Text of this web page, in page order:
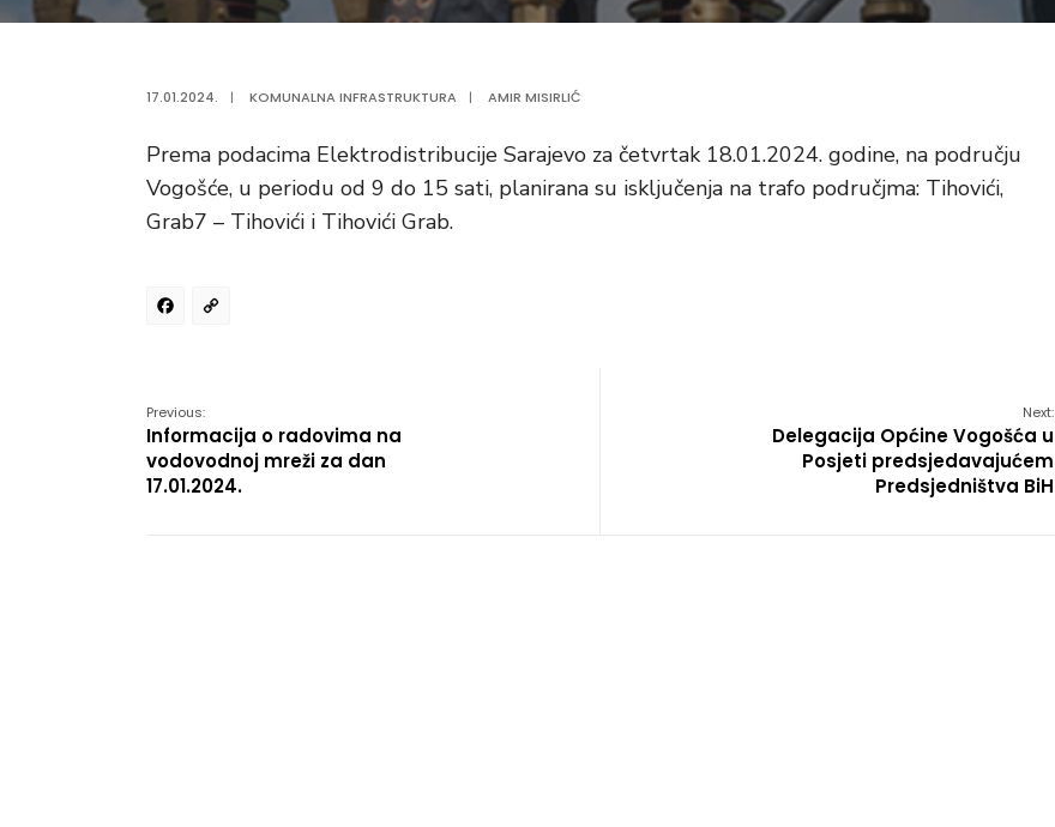
17.01.2024. | KOMUNALNA INFRASTRUKTURA | AMIR MISIRLIĆ
Prema podacima Elektrodistribucije Sarajevo za četvrtak 18.01.2024. godine, na području
Vogošće, u periodu od 9 do 15 sati, planirana su isključenja na trafo područjma: Tihovići,
Grab7 – Tihovići i Tihovići Grab.
Facebook
Previous:
Informacija o radovima na
vodovodnoj mreži za dan
17.01.2024.
Next:
Delegacija Općine Vogošća u
Posjeti predsjedavajućem
Predsjedništva BiH